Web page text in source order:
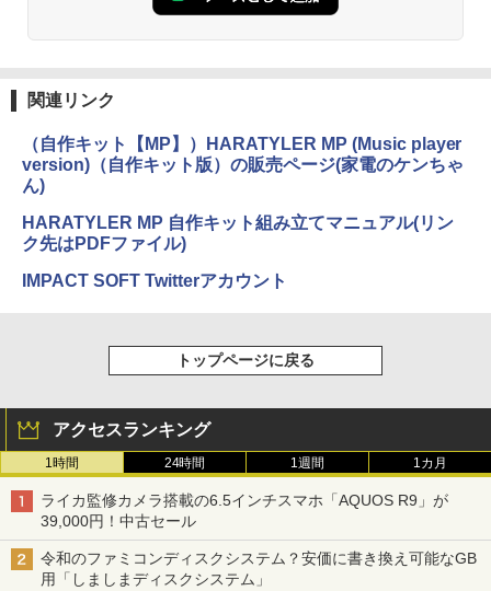
関連リンク
（自作キット【MP】）HARATYLER MP (Music player
version)（自作キット版）の販売ページ(家電のケンちゃ
ん)
HARATYLER MP 自作キット組み立てマニュアル(リン
ク先はPDFファイル)
IMPACT SOFT Twitterアカウント
トップページに戻る
アクセスランキング
1時間 24時間 1週間 1カ月
ライカ監修カメラ搭載の6.5インチスマホ「AQUOS R9」が
39,000円！中古セール
令和のファミコンディスクシステム？安価に書き換え可能なGB
用「しましまディスクシステム」